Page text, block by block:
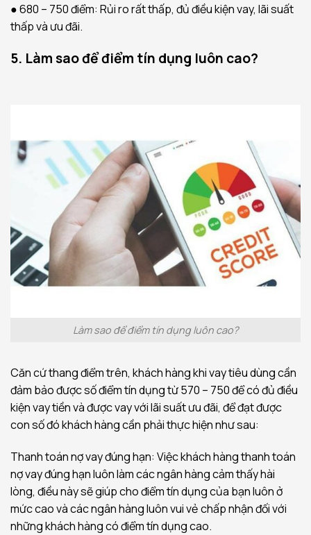
● 680 – 750 điểm: Rủi ro rất thấp, đủ điều kiện vay, lãi suất
thấp và ưu đãi.
5. Làm sao để điểm tín dụng luôn cao?
Làm sao để điểm tín dụng luôn cao?
Căn cứ thang điểm trên, khách hàng khi vay tiêu dùng cần
đảm bảo được số điểm tín dụng từ 570 – 750 để có đủ điều
kiện vay tiền và được vay với lãi suất ưu đãi, để đạt được
con số đó khách hàng cần phải thực hiện như sau:
Thanh toán nợ vay đúng hạn: Việc khách hàng thanh toán
nợ vay đúng hạn luôn làm các ngân hàng cảm thấy hài
lòng, điều này sẽ giúp cho điểm tín dụng của bạn luôn ở
mức cao và các ngân hàng luôn vui vẻ chấp nhận đối với
những khách hàng có điểm tín dụng cao.